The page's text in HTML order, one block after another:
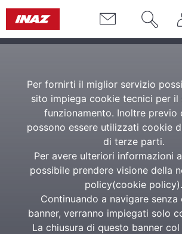
Per fornirti il miglior servizio
sito impiega cookie tecnici per il
funzionamento. Inoltre previo
possono essere utilizzati cookie
di terze parti.
Per avere ulteriori informazioni
possibile prendere visione della
policy(cookie policy).
Continuando a navigare senza
banner, verranno impiegati solo
La chiusura di questo banner